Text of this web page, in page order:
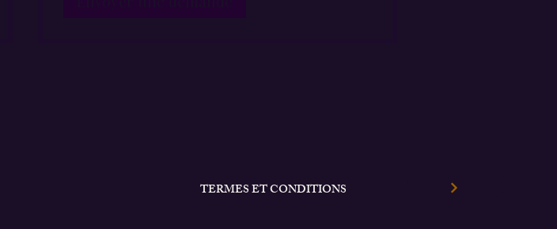
TERMES ET CONDITIONS